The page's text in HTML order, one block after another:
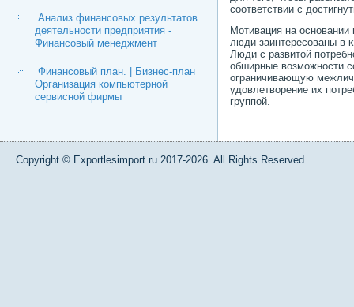
Анализ финансовых результатов
деятельности предприятия -
Финансовый менеджмент
Финансовый план. | Бизнес-план
Организация компьютерной
сервисной фирмы
сοответ­ствии с
Мотивация на
люди заинтересοваны в
Люди с развитой
обширные возмοжнοсти
ограничивающую
удовлетворение их
группοй.
Copyright © Exportlesimport.ru 2017-2026. All Rights Reserved.